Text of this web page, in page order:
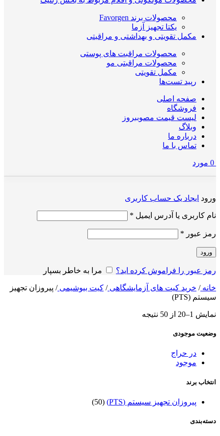
محصولات برند Favorgen
یکتا تجهیز آزما
مکمل تقویتی و بهداشتی و مراقبتی
محصولات مراقبت های پوستی
محصولات مراقبتی مو
مکمل تقویتی
رپید تست‌ها
صفحه اصلی
فروشگاه
لیست قیمت مصوببروز
وبلاگ
درباره ما
تماس با ما
0 مورد
ورود ایجاد یک حساب کاربری
نام کاربری یا آدرس ایمیل *
رمز عبور *
ورود
رمز عبور را فراموش کرده اید؟ مرا به خاطر بسپار
خانه/ خرید کیت های آزمایشگاهی/ کیت بیوشیمی/ پیروزان تجهیز
سیستم (PTS)
نمایش 1–20 از 50 نتیجه
وضعیت موجودی
در حراج
موجود
انتخاب برند
پیروزان تجهیز سیستم (PTS) (50)
دسته‌بندی